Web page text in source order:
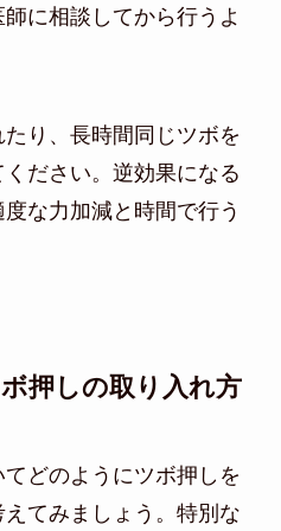
に相談してから行うよ
り、長時間同じツボを
ださい。逆効果になる
な力加減と時間で行う
押しの取り入れ方
どのようにツボ押しを
てみましょう。特別な